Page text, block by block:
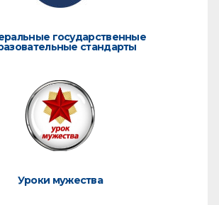
государственные
стандарты
Уроки мужества